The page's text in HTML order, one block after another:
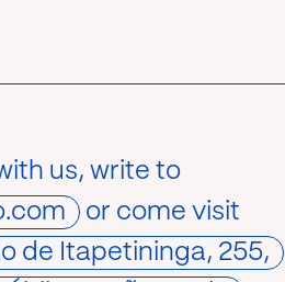
us, write to
or come visit
de Itapetininga, 255,